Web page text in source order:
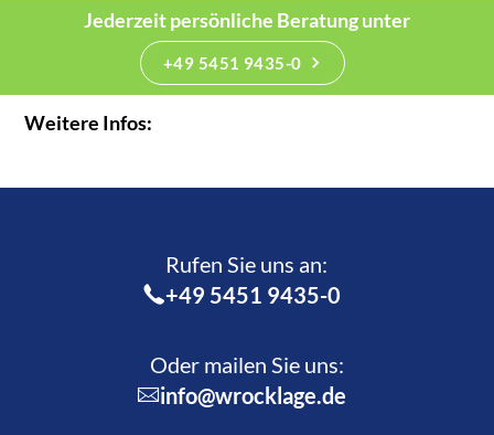
Jederzeit persönliche Beratung unter
+49 5451 9435-0
Weitere Infos:
Rufen Sie uns an:­
+49 5451 9435-0
Oder mailen Sie uns:
info@wrocklage.de